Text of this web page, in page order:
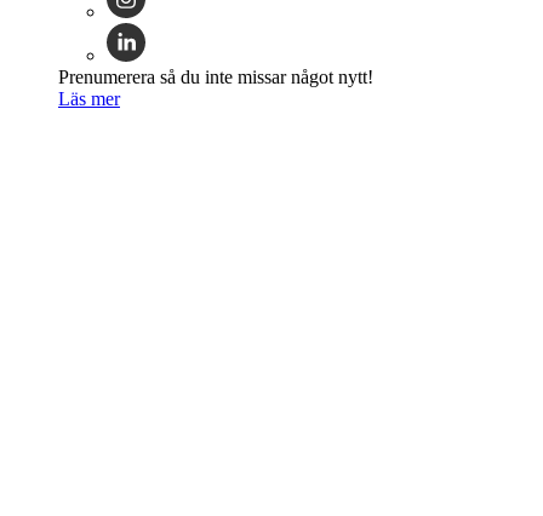
Prenumerera så du inte missar något nytt!
Läs mer